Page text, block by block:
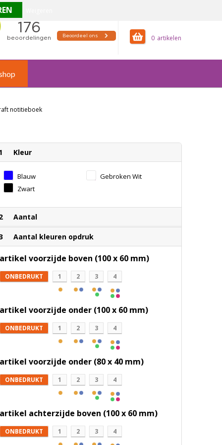
0
notitieboek
Kleur
Blauw
Gebroken Wit
Zwart
Aantal
Aantal kleuren opdruk
artikel voorzijde boven (100 x 60 mm)
ONBEDRUKT 1 2 3 4
artikel voorzijde onder (100 x 60 mm)
ONBEDRUKT 1 2 3 4
artikel voorzijde onder (80 x 40 mm)
ONBEDRUKT 1 2 3 4
artikel achterzijde boven (100 x 60 mm)
ONBEDRUKT 1 2 3 4